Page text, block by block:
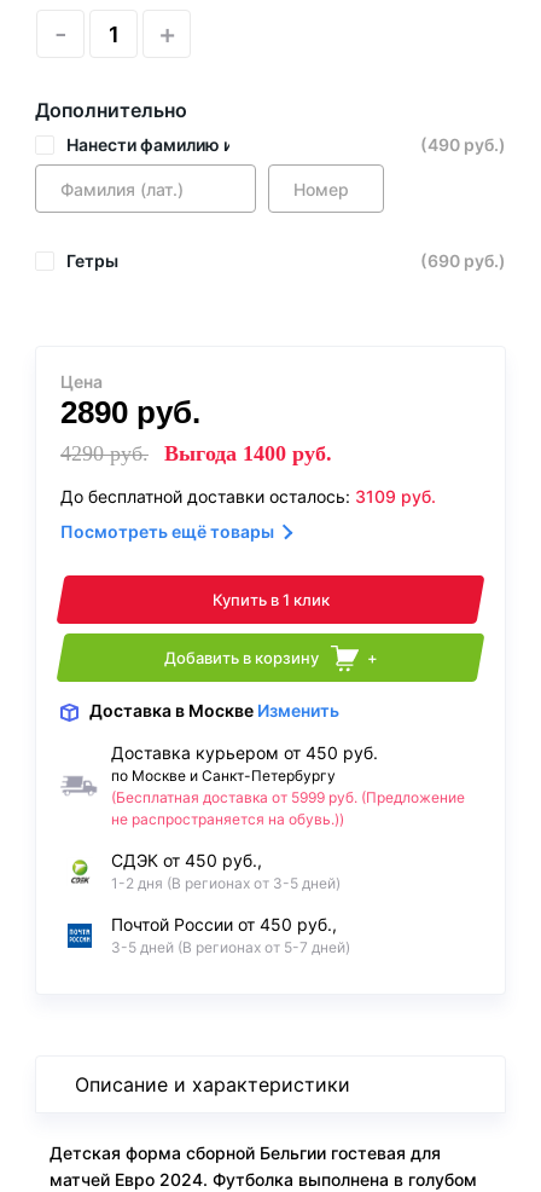
- +
Дополнительно
Нанести фамилию и номер (490 руб.)
Гетры (690 руб.)
Цена
2890 руб.
4290руб. Выгода 1400 руб.
До бесплатной доставки осталось: 3109 руб.
Посмотреть ещё товары
Купить в 1 клик
Добавить в корзину +
Доставка в Москве Изменить
Доставка курьером от 450 руб.
по Москве и Санкт-Петербургу
(Бесплатная доставка от 5999 руб. (Предложение
не распространяется на обувь.))
СДЭК от 450 руб.,
1-2 дня (В регионах от 3-5 дней)
Почтой России от 450 руб.,
3-5 дней (В регионах от 5-7 дней)
Описание и характеристики
Детская форма сборной Бельгии гостевая для
матчей Евро 2024. Футболка выполнена в голубом